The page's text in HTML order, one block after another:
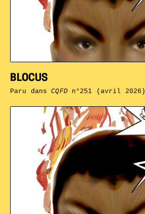
BLOCUS
Paru dansCQFDn°251 (avril 2026)